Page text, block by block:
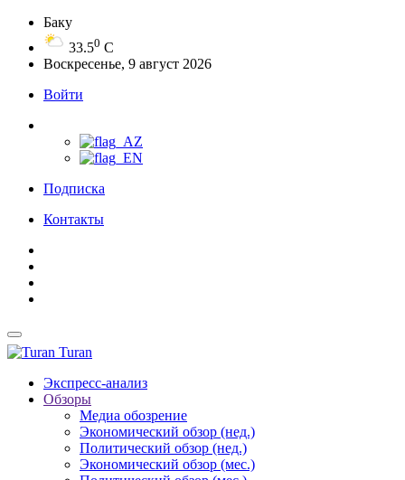
Баку
33.50 C
Воскресенье, 9 август 2026
Войти
Подписка
Контакты
Turan
Экспресс-анализ
Обзоры
Медиа обозрение
Экономический обзор (нед.)
Политический обзор (нед.)
Экономический обзор (мес.)